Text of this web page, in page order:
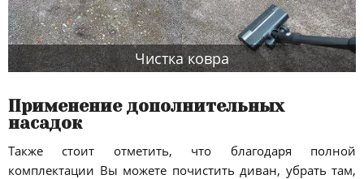
Чистка ковра
Применение дополнительных
насадок
Также стоит отметить, что благодаря полной
комплектации Вы можете почистить диван, убрать там,